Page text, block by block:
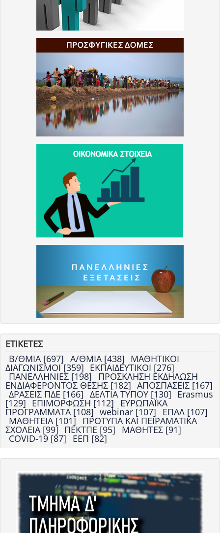
ΕΤΙΚΕΤΕΣ
Β/ΘΜΙΑ [697] Α/ΘΜΙΑ [438] ΜΑΘΗΤΙΚΟΙ
ΔΙΑΓΩΝΙΣΜΟΙ [359] ΕΚΠΑΙΔΕΥΤΙΚΟΙ [276]
ΠΑΝΕΛΛΗΝΙΕΣ [198] ΠΡΟΣΚΛΗΣΗ ΕΚΔΗΛΩΣΗ
ΕΝΔΙΑΦΕΡΟΝΤΟΣ ΘΕΣΗΣ [182] ΑΠΟΣΠΑΣΕΙΣ [167]
ΔΡΑΣΕΙΣ ΠΔΕ [166] ΔΕΛΤΙΑ ΤΥΠΟΥ [130] Erasmus
[129] ΕΠΙΜΟΡΦΩΣΗ [112] ΕΥΡΩΠΑΪΚΑ
ΠΡΟΓΡΑΜΜΑΤΑ [108] webinar [107] ΕΠΑΛ [107]
ΜΑΘΗΤΕΙΑ [101] ΠΡΟΤΥΠΑ ΚΑΙ ΠΕΙΡΑΜΑΤΙΚΑ
ΣΧΟΛΕΙΑ [99] ΠΕΚΤΠΕ [95] ΜΑΘΗΤΕΣ [91]
COVID-19 [87] ΕΕΠ [82]